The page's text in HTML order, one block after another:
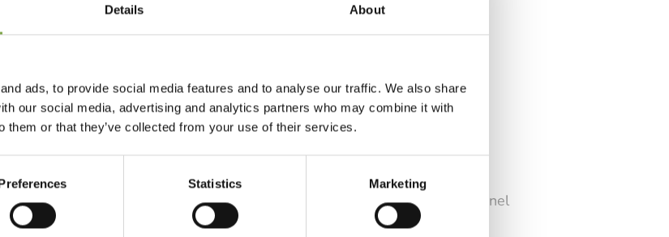
Details About
ads, to provide social media features and to analyse our traffic. We also share
our social media, advertising and analytics partners who may combine it with
them or that they’ve collected from your use of their services.
Statistics Marketing
sono
dal terreno durante la dormienza, potate e private del terriccio. La loro
e privi di foglie — è in realtà un vantaggio: la dormienza invernale
il trasporto e la messa a dimora, le radici possono essere poste nel
ripresa. Mentre…